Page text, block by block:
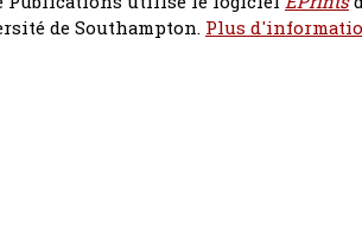
de Southampton. Plus